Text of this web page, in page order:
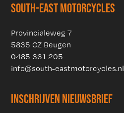
SOUTH-EAST MOTORCYCLES
Provincialeweg 7
5835 CZ Beugen
0485 361 205
info@south-eastmotorcycles.nl
INSCHRIJVEN NIEUWSBRIEF